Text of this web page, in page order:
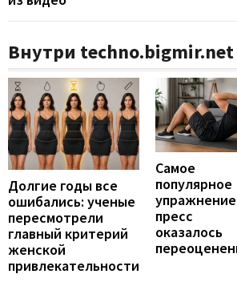
Внутри techno.bigmir.net
Долгие годы все
ошибались: ученые
пересмотрели
главный критерий
женской
привлекательности
Самое
популярное
пресс
оказалось